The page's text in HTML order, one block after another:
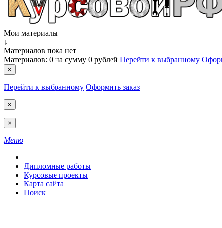
Мои материалы
↓
Материалов пока нет
Материалов: 0 на сумму 0 рублей Перейти к выбранному
×
Перейти к выбранному Оформить заказ
×
×
Меню
Дипломные работы
Курсовые проекты
Карта сайта
Поиск